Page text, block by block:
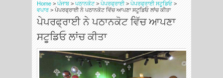
Home > ਪੰਜਾਬ > ਪਠਾਨਕੋਟ> ਪੇਪਰਫ੍ਰਾਈ> ਪੇਪਰਫ੍ਰਾਈ ਸਟੂਡਿਓ >
ਵਪਾਰ >ਪੇਪਰਫ੍ਰਾਈ ਨੇ ਪਠਾਨਕੋਟ ਵਿੱਚ ਆਪਣਾ ਸਟੂਡਿਓ ਲਾਂਚ ਕੀਤਾ
ਪੇਪਰਫ੍ਰਾਈ ਨੇ ਪਠਾਨਕੋਟ ਵਿੱਚ ਆਪਣਾ
ਸਟੂਡਿਓ ਲਾਂਚ ਕੀਤਾ